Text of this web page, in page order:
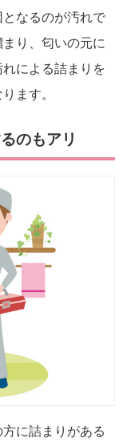
なるのが汚れで
り、匂いの元に
による詰まりを
ます。
のもアリ
に詰まりがある